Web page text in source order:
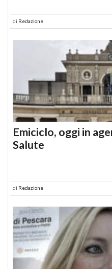
di Redazione
Emiciclo, oggi in
Salute
di Redazione